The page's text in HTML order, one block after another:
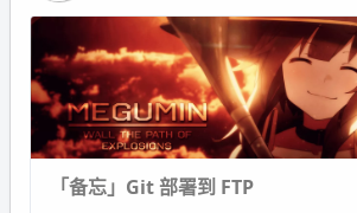
「备忘」Git 部署到 FTP